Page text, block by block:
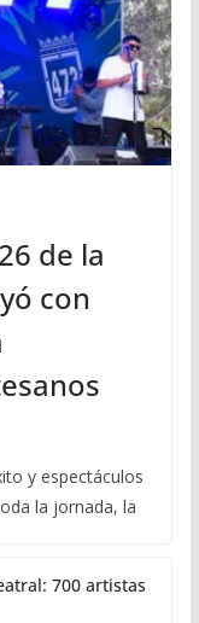
de la
con
y espectáculos
la jornada, la
700 artistas